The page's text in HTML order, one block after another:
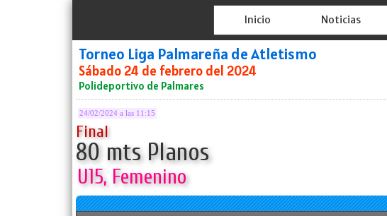
Inicio Noticias
Torneo Liga Palmareña de Atletismo
Sábado 24 de febrero del 2024
Polideportivo de Palmares
24/02/2024 a las 11:15
Final
80 mts Planos
U15, Femenino